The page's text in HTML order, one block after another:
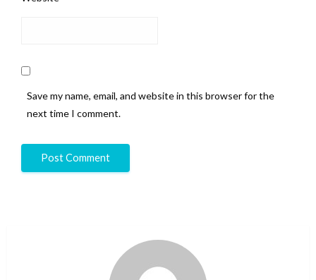
Save my name, email, and website in this browser for the
next time I comment.